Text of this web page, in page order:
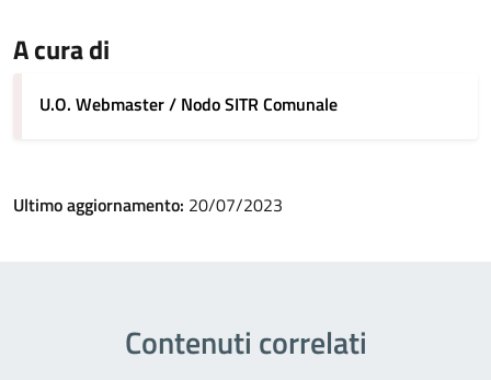
A cura di
U.O. Webmaster / Nodo SITR Comunale
Ultimo aggiornamento: 20/07/2023
Contenuti correlati